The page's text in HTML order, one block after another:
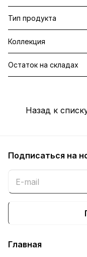
Тип продукта
Коллекция
Остаток на складах
Назад к
Подписаться на
Главная